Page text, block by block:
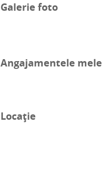
Galerie foto
Angajamentele mele
Locație